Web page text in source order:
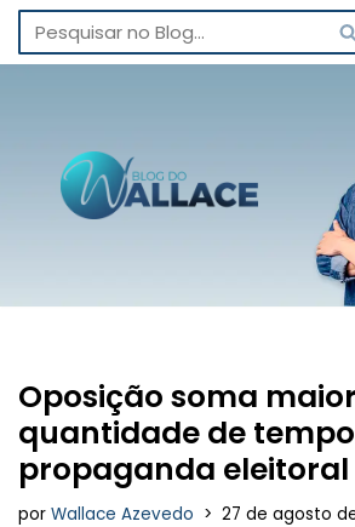
Pular
conteúdo
Oposição soma maior
quantidade de
propaganda
por Wallace Azevedo
27 de agosto